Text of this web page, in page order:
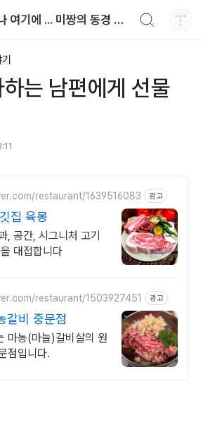
미짱의 나 여기에 ... 미짱의 동경 생활
는 남편에게 선물
restaurant/1639516083 광고
집 육몽
, 공간, 시그니처 고기
대접합니다
restaurant/1503927451 광고
갈비 중문점
마농(마늘)갈비살의 원
점입니다.